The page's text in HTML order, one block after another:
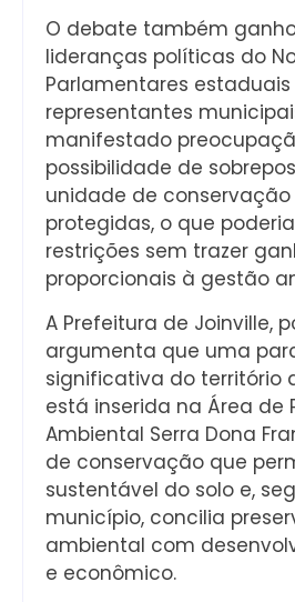
O debate também
lideranças políticas do
Parlamentares estaduais
representantes
manifestado
possibilidade de
unidade de
protegidas, o que
restrições sem trazer
proporcionais à gestão
A Prefeitura de Joinville,
argumenta que uma
significativa do território
está inserida na Área de
Ambiental Serra Dona
de conservação que
sustentável do solo e,
município, concilia
ambiental com
e econômico.